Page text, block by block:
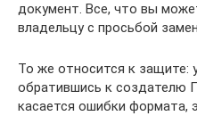
документ. Все, что вы
владельцу с просьбой
То же относится к защите:
обратившись к создателю
касается ошибки формата,